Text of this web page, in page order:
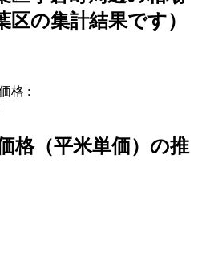
区の集計結果です）
格 :
格（平米単価）の推